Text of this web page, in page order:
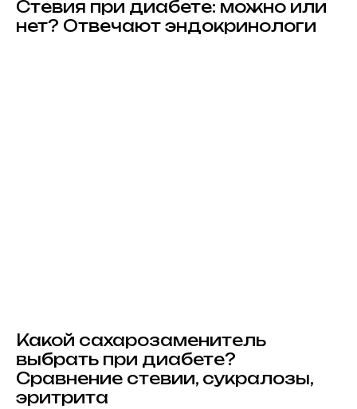
Стевия при диабете: можно или
нет? Отвечают эндокринологи
Какой сахарозаменитель
выбрать при диабете?
Сравнение стевии, сукралозы,
эритрита